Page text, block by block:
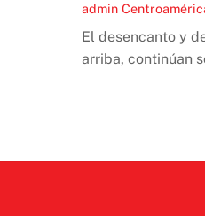
admin
El desencanto y
arriba, continúan